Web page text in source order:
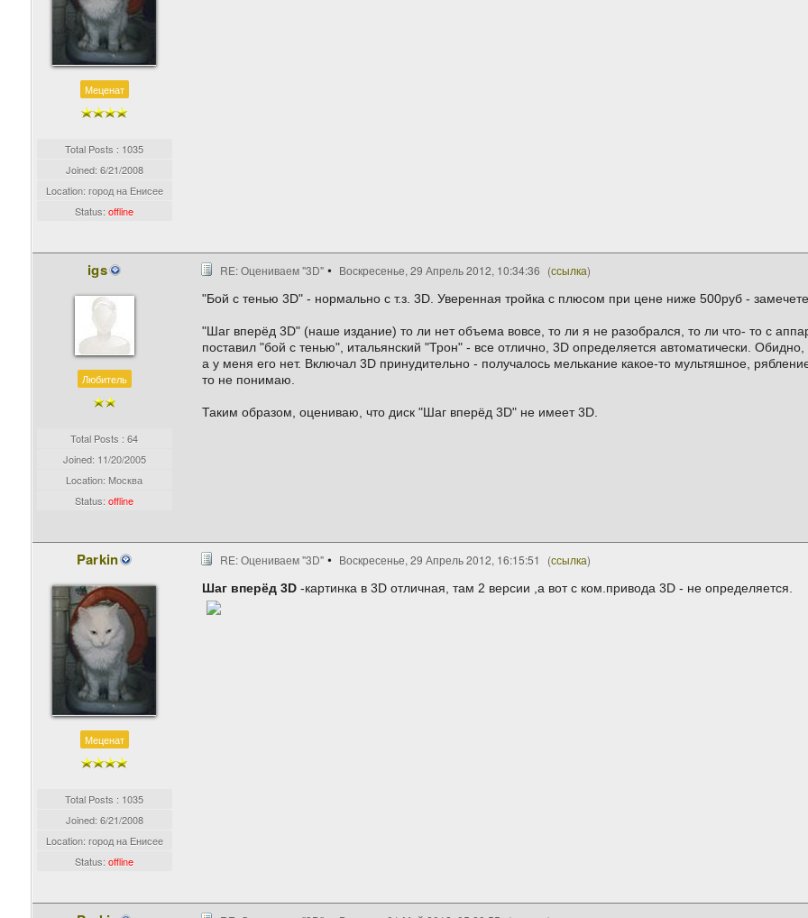
Меценат
Total Posts : 1035
Joined: 6/21/2008
Location: город на Енисее
Status:offline
igs
Любитель
Total Posts : 64
Joined: 11/20/2005
Location: Москва
Status:offline
RE: Оцениваем "3D" Воскресенье, 29 Апрель 2012, 10:34:36 (ссылка)
"Бой с тенью 3D" - нормально с т.з. 3D. Уверенная тройка с плюсом при цене ниже 500руб -
"Шаг вперёд 3D" (наше издание) то ли нет объема вовсе, то ли я не разобрался, то ли что- то с
поставил "бой с тенью", итальянский "Трон" - все отлично, 3D определяется автоматически.
а у меня его нет. Включал 3D принудительно - получалось мелькание какое-то мультяшное,
то не понимаю.
Таким образом, оцениваю, что диск "Шаг вперёд 3D" не имеет 3D.
Parkin
Меценат
Total Posts : 1035
Joined: 6/21/2008
Location: город на Енисее
Status:offline
RE: Оцениваем "3D" Воскресенье, 29 Апрель 2012, 16:15:51 (ссылка)
Шаг вперёд 3D-картинка в 3D отличная, там 2 версии ,а вот с ком.привода 3D - не определяется.